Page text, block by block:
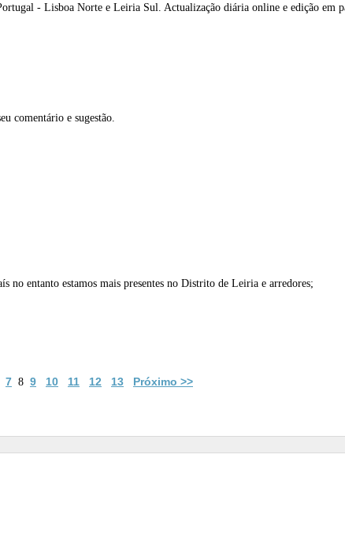
- Lisboa Norte e Leiria Sul. Actualização diária online e edição em
comentário e sugestão.
no entanto estamos mais presentes no Distrito de Leiria e arredores;
7 8 9 10 11 12 13 Próximo >>